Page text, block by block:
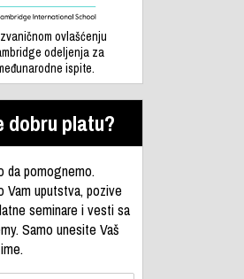
ovlašćenju
odeljenja za
ispite.
dobru platu?
da pomognemo.
Vam uputstva, pozive
seminare i vesti sa
Samo unesite Vaš